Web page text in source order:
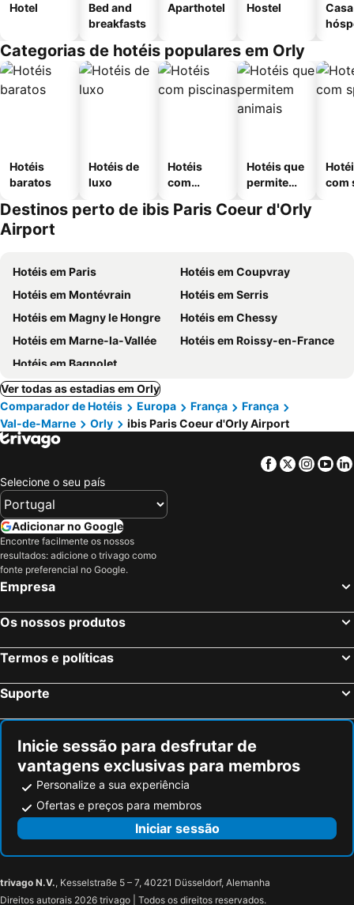
Hotel
Bed and
breakfasts
Aparthotel Hostel
Categorias de hotéis populares em Orly
Hotéis
baratos
Hotéis de
luxo
Hotéis
com
Hotéis que
permitem
com
Destinos perto de ibis Paris Coeur d'Orly
Airport
Hotéis em Paris
Hotéis em Coupvray
Hotéis em Montévrain
Hotéis em Serris
Hotéis em Magny le Hongre
Hotéis em Chessy
Hotéis em Marne-la-Vallée
Hotéis em Roissy-en-France
Hotéis em Bagnolet
Ver todas as estadias em Orly
Comparador de Hotéis
Europa França
França
Val-de-Marne
Orly ibis Paris Coeur d'Orly Airport
Facebook
Twitter
Selecione o seu país
Adicionar no Google
Encontre facilmente os nossos
resultados: adicione o trivago como
fonte preferencial no Google.
Empresa
Os nossos produtos
Termos e políticas
Suporte
Inicie sessão para desfrutar de
vantagens exclusivas para membros
Personalize a sua experiência
Ofertas e preços para membros
Iniciar sessão
trivago N.V., Kesselstraße 5 – 7, 40221 Düsseldorf, Alemanha
Direitos autorais 2026 trivago | Todos os direitos reservados.